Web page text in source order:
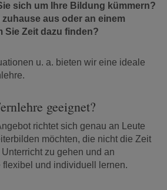
sich um Ihre Bildung kümmern?
aus oder an einem
Sie Zeit dazu finden?
u. a. bieten wir eine ideale
geeignet?
richtet sich genau an Leute
möchten, die nicht die Zeit
zu gehen und an
und individuell lernen.